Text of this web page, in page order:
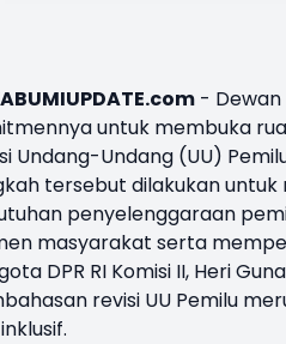
- Dewan
untuk membuka
Undang-Undang (UU)
tersebut dilakukan
penyelenggaraan
masyarakat serta
DPR RI Komisi II, Heri
revisi UU Pemilu